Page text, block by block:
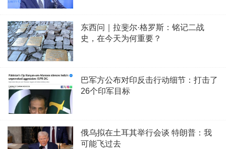
东西问｜拉斐尔·格罗斯：铭记二战
史，在今天为何重要？
巴军方公布对印反击行动细节：打击了
26个印军目标
俄乌拟在土耳其举行会谈 特朗普：我
可能飞过去